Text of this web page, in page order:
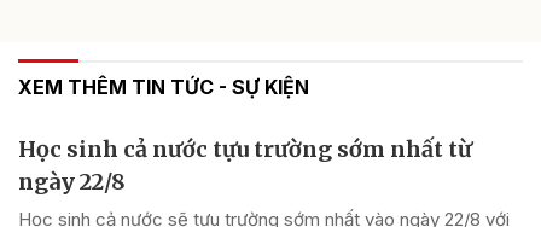
XEM THÊM TIN TỨC - SỰ KIỆN
Học sinh cả nước tựu trường sớm nhất từ
ngày 22/8
Học sinh cả nước sẽ tựu trường sớm nhất vào ngày 22/8 với